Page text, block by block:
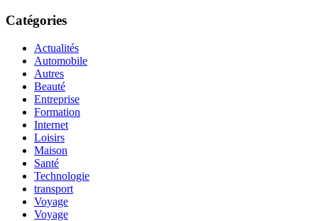
Catégories
Actualités
Automobile
Autres
Beauté
Entreprise
Formation
Internet
Loisirs
Maison
Santé
Technologie
transport
Voyage
Voyage